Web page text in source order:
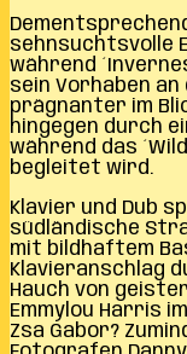
sehnsuchtsvolle
während
sein Vorhaben
prägnanter im
hingegen durch
während das
begleitet wird.
Klavier und Dub
südländische
mit bildhaftem
Klavieranschlag
Hauch von
Emmylou Harris
Zsa Gabor?